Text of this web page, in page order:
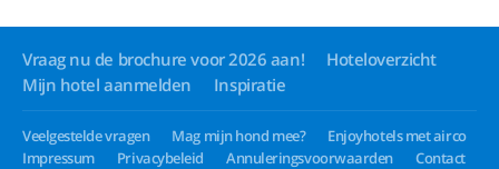
Vraag nu de brochure voor 2026 aan!
Hoteloverzicht
Mijn hotel aanmelden
Inspiratie
Veelgestelde vragen Mag mijn hond mee?
Enjoyhotels met airco
Impressum
Privacybeleid Annuleringsvoorwaarden
Contact